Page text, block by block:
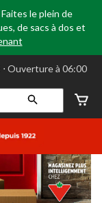
le plein de
de sacs à dos et
⋅ Ouverture à 06:00